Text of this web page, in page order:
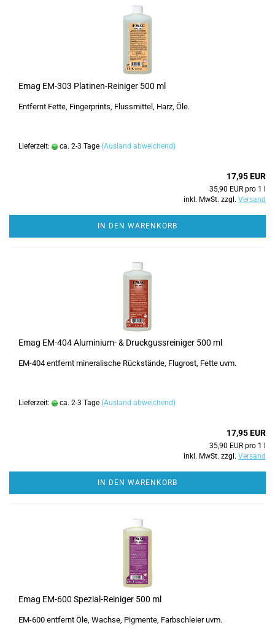
Emag EM-303 Platinen-Reiniger 500 ml
Entfernt Fette, Fingerprints, Flussmittel, Harz, Öle.
Lieferzeit: ca. 2-3 Tage (Ausland abweichend)
17,95 EUR
35,90 EUR pro 1 l
inkl. MwSt. zzgl. Versand
IN DEN WARENKORB
Emag EM-404 Aluminium- & Druckgussreiniger 500 ml
EM-404 entfernt mineralische Rückstände, Flugrost, Fette uvm.
Lieferzeit: ca. 2-3 Tage (Ausland abweichend)
17,95 EUR
35,90 EUR pro 1 l
inkl. MwSt. zzgl. Versand
IN DEN WARENKORB
Emag EM-600 Spezial-Reiniger 500 ml
EM-600 entfernt Öle, Wachse, Pigmente, Farbschleier uvm.